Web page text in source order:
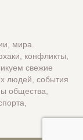
мира.
конфликты,
свежие
людей, события
общества,